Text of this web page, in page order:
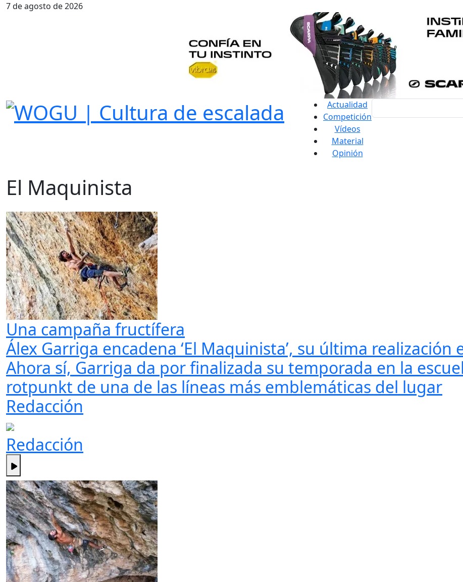
7 de agosto de 2026
Actualidad
Competición
Vídeos
Material
Opinión
El Maquinista
Una campaña fructífera
Álex Garriga encadena ‘El Maquinista’, su última realización
Ahora sí, Garriga da por finalizada su temporada en la
rotpunkt de una de las líneas más emblemáticas del lugar
Redacción
Redacción